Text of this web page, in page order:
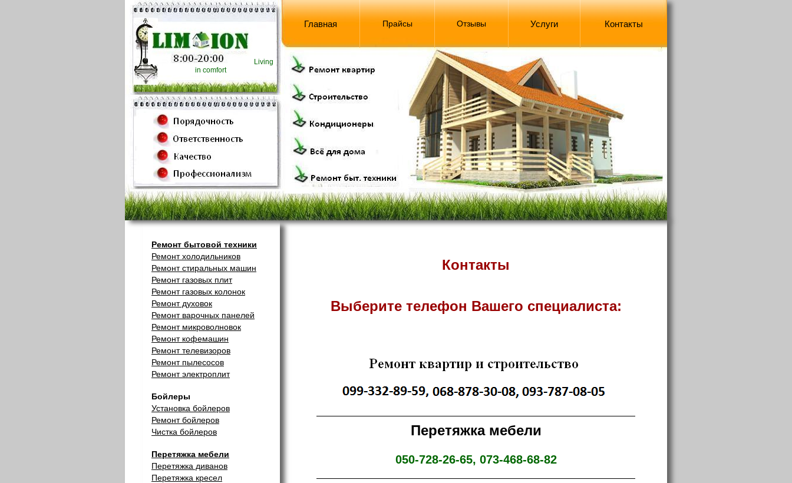
Главная Прайсы Отзывы Услуги Контакты
Living
in comfort
Ремонт бытовой техники
Ремонт холодильников
Ремонт стиральных машин
Ремонт газовых плит
Ремонт газовых колонок
Ремонт духовок
Ремонт варочных панелей
Ремонт микроволновок
Ремонт кофемашин
Ремонт телевизоров
Ремонт пылесосов
Ремонт электроплит
Бойлеры
Установка бойлеров
Ремонт бойлеров
Чистка бойлеров
Перетяжка мебели
Перетяжка диванов
Перетяжка кресел
Контакты
Выберите телефон Вашего специалиста:
Перетяжка мебели
050-728-26-65, 073-468-68-82